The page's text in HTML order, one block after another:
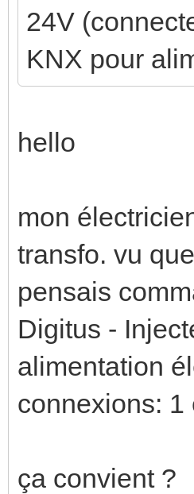
24V
KNX pour
hello
mon
transfo. vu
pensais
Digitus -
alimentation
connexions: 1
ça convient ?